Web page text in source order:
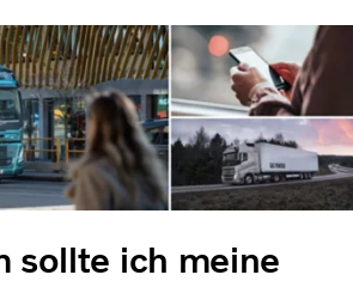
sollte ich meine